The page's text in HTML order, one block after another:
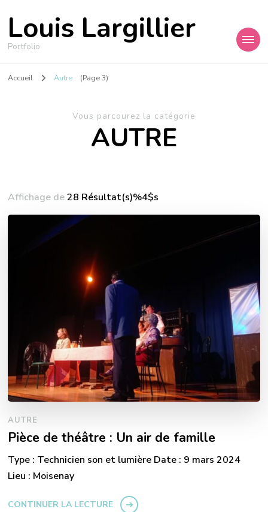
Louis Largillier
Portfolio
Accueil Autre (Page 3)
Vous parcourez la catégorie
AUTRE
Affichage de28 Résultat(s)%4$s
AUTRE
Pièce de théâtre : Un air de famille
Type : Technicien son et lumière Date : 9 mars 2024
Lieu : Moisenay
CONTINUER LA LECTURE